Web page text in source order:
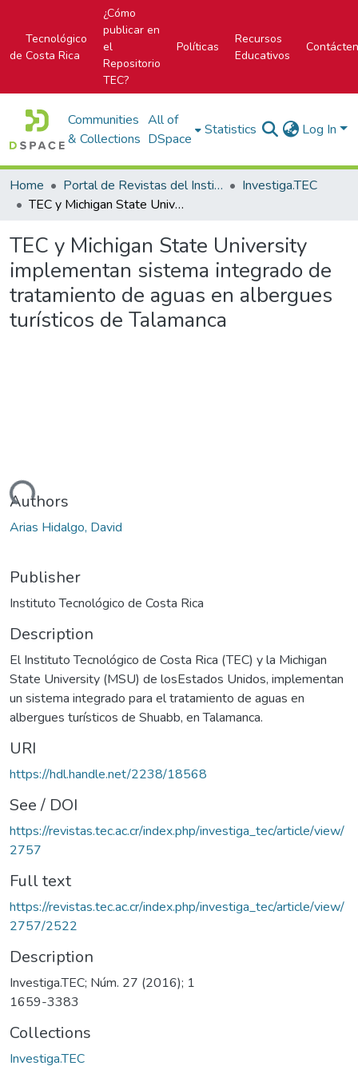
Tecnológico
de Costa Rica
¿Cómo
publicar en
el
Repositorio
TEC?
Políticas
Recursos
Educativos
Communities
& Collections
All of
DSpace
Statistics Log In
Home Portal de Revistas del Instituto Tecnológico de Costa Rica
Investiga.TEC
TEC y Michigan State University implementan sistema integrado de tratamiento de aguas en albergues turísticos de Talamanca
TEC y Michigan State University
implementan sistema integrado de
tratamiento de aguas en albergues
turísticos de Talamanca
Authors
Arias Hidalgo, David
Publisher
Instituto Tecnológico de Costa Rica
Description
El Instituto Tecnológico de Costa Rica (TEC) y la Michigan
State University (MSU) de losEstados Unidos, implementan
un sistema integrado para el tratamiento de aguas en
albergues turísticos de Shuabb, en Talamanca.
URI
https://hdl.handle.net/2238/18568
See / DOI
https://revistas.tec.ac.cr/index.php/investiga_tec/article/view/
2757
Full text
https://revistas.tec.ac.cr/index.php/investiga_tec/article/view/
2757/2522
Description
Investiga.TEC; Núm. 27 (2016); 1
1659-3383
Collections
Investiga.TEC